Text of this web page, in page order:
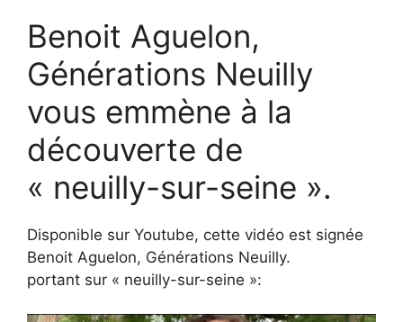
Benoit Aguelon,
Générations Neuilly
vous emmène à la
découverte de
« neuilly-sur-seine ».
Disponible sur Youtube, cette vidéo est signée
Benoit Aguelon, Générations Neuilly.
portant sur « neuilly-sur-seine »: